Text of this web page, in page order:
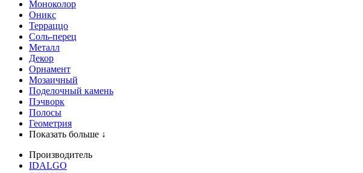
Моноколор
Оникс
Терраццо
Соль-перец
Металл
Декор
Орнамент
Мозаичный
Поделочный камень
Пэчворк
Полосы
Геометрия
Показать больше ↓
Производитель
IDALGO